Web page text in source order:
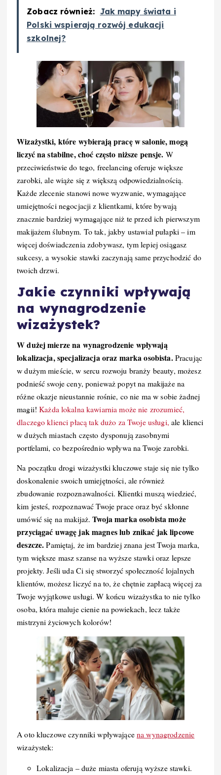
Zobacz również: Jak mapy świata i
Polski wspierają rozwój edukacji
szkolnej?
Wizażystki, które wybierają pracę w salonie, mogą
liczyć na stabilne, choć często niższe pensje. W
przeciwieństwie do tego, freelancing oferuje większe
zarobki, ale wiąże się z większą odpowiedzialnością.
Każde zlecenie stanowi nowe wyzwanie, wymagające
umiejętności negocjacji z klientkami, które bywają
znacznie bardziej wymagające niż te przed ich pierwszym
makijażem ślubnym. To tak, jakby ustawiał pułapki – im
więcej doświadczenia zdobywasz, tym lepiej osiągasz
sukcesy, a wysokie stawki zaczynają same przychodzić do
twoich drzwi.
Jakie czynniki wpływają
na wynagrodzenie
wizażystek?
W dużej mierze na wynagrodzenie wpływają
lokalizacja, specjalizacja oraz marka osobista.Pracując
w dużym mieście, w sercu rozwoju branży beauty, możesz
podnieść swoje ceny, ponieważ popyt na makijaże na
różne okazje nieustannie rośnie, co nie ma w sobie żadnej
magii!Każda lokalna kawiarnia może nie zrozumieć,
dlaczego klienci płacą tak dużo za Twoje usługi, ale klienci
w dużych miastach często dysponują zasobnymi
portfelami, co bezpośrednio wpływa na Twoje zarobki.
Na początku drogi wizażystki kluczowe staje się nie tylko
doskonalenie swoich umiejętności, ale również
zbudowanie rozpoznawalności. Klientki muszą wiedzieć,
kim jesteś, rozpoznawać Twoje prace oraz być skłonne
umówić się na makijaż.Twoja marka osobista może
przyciągać uwagę jak magnes lub znikać jak lipcowe
deszcze.Pamiętaj, że im bardziej znana jest Twoja marka,
tym większe masz szanse na wyższe stawki oraz lepsze
projekty. Jeśli uda Ci się stworzyć społeczność lojalnych
klientów, możesz liczyć na to, że chętnie zapłacą więcej za
Twoje wyjątkowe usługi. W końcu wizażystka to nie tylko
osoba, która maluje cienie na powiekach, lecz także
mistrzyni życiowych kolorów!
A oto kluczowe czynniki wpływającena wynagrodzenie
wizażystek:
Lokalizacja – duże miasta oferują wyższe stawki.